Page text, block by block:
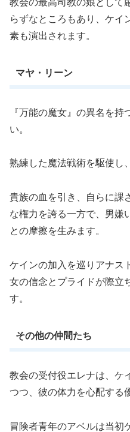
らずなところもあり、ケイ
素も演出されます。
マヤ・リーン
『万能の魔女』の異名を
い。
熟練した魔法戦術を駆使し
貴族の血を引き、自らに課
な権力を誇る一方で、男嫌
との摩擦を生みます。
ケインの加入を巡りアナス
女の信念とプライドが際立
す。
その他の仲間たち
教会の受付役エレナは、ケ
つつ、彼の体力を心配する
冒険者青年のアベルは当初